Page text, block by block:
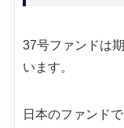
37号ファンドは
います。
日本のファンド